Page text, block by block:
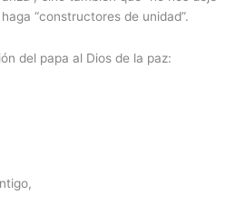
“constructores de unidad”.
del papa al Dios de la paz: